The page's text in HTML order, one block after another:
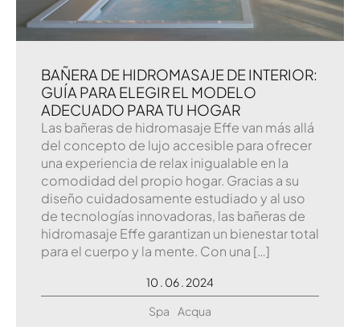
BAÑERA DE HIDROMASAJE DE INTERIOR:
GUÍA PARA ELEGIR EL MODELO
ADECUADO PARA TU HOGAR
Las bañeras de hidromasaje Effe van más allá
del concepto de lujo accesible para ofrecer
una experiencia de relax inigualable en la
comodidad del propio hogar. Gracias a su
diseño cuidadosamente estudiado y al uso
de tecnologías innovadoras, las bañeras de
hidromasaje Effe garantizan un bienestar total
para el cuerpo y la mente. Con una […]
10 . 06 . 2024
Spa
Acqua